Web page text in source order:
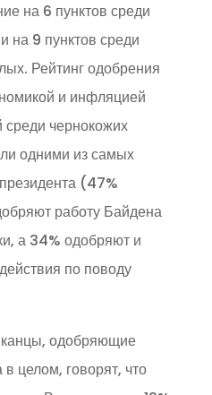
на 6 пунктов среди
на 9 пунктов среди
Рейтинг одобрения
и инфляцией
среди чернокожих
одними из самых
(47%
работу Байдена
а 34% одобряют и
по поводу
одобряющие
целом, говорят, что